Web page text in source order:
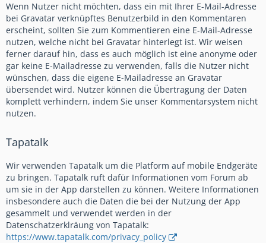
Wenn Nutzer nicht möchten, dass ein mit Ihrer E-Mail-Adresse
bei Gravatar verknüpftes Benutzerbild in den Kommentaren
erscheint, sollten Sie zum Kommentieren eine E-Mail-Adresse
nutzen, welche nicht bei Gravatar hinterlegt ist. Wir weisen
ferner darauf hin, dass es auch möglich ist eine anonyme oder
gar keine E-Mailadresse zu verwenden, falls die Nutzer nicht
wünschen, dass die eigene E-Mailadresse an Gravatar
übersendet wird. Nutzer können die Übertragung der Daten
komplett verhindern, indem Sie unser Kommentarsystem nicht
nutzen.
Tapatalk
Wir verwenden Tapatalk um die Platform auf mobile Endgeräte
zu bringen. Tapatalk ruft dafür Informationen vom Forum ab
um sie in der App darstellen zu können. Weitere Informationen
insbesondere auch die Daten die bei der Nutzung der App
gesammelt und verwendet werden in der
Datenschatzerklräung von Tapatalk:
https://www.tapatalk.com/privacy_policy